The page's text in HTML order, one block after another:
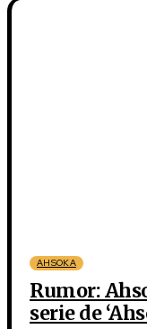
AHSOKA
Rumor:
serie de